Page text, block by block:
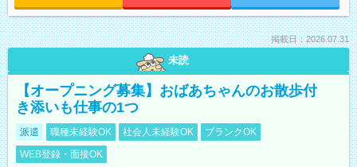
掲載日：2026.07.31
未読
【オープニング募集】おばあちゃんのお散歩付
き添いも仕事の1つ
派遣 職種未経験OK 社会人未経験OK
ブランクOK
WEB登録・面接OK